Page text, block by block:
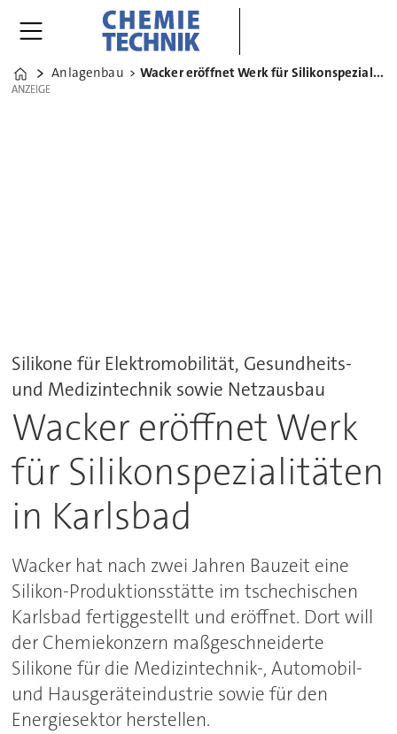
Home
Anlagenbau Wacker eröffnet Werk für Silikonspezialitäten in Karlsbad
ANZEIGE
ANZEIGE
Silikone für Elektromobilität, Gesundheits-
und Medizintechnik sowie Netzausbau
Wacker eröffnet Werk
für Silikonspezialitäten
in Karlsbad
Wacker hat nach zwei Jahren Bauzeit eine
Silikon-Produktionsstätte im tschechischen
Karlsbad fertiggestellt und eröffnet. Dort will
der Chemiekonzern maßgeschneiderte
Silikone für die Medizintechnik-, Automobil-
und Hausgeräteindustrie sowie für den
Energiesektor herstellen.